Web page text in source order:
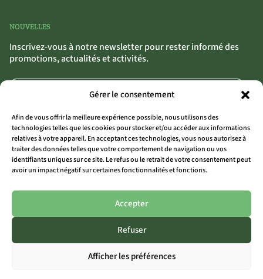
Gérer le consentement
Afin de vous offrir la meilleure expérience possible, nous utilisons des
technologies telles que les cookies pour stocker et/ou accéder aux informations
relatives à votre appareil. En acceptant ces technologies, vous nous autorisez à
traiter des données telles que votre comportement de navigation ou vos
identifiants uniques sur ce site. Le refus ou le retrait de votre consentement peut
avoir un impact négatif sur certaines fonctionnalités et fonctions.
Accepter
Refuser
Afficher les préférences
NOUVELLES
Inscrivez-vous à notre newsletter pour rester informé des
promotions, actualités et activités.
générales.
S'INSCRIRE>>